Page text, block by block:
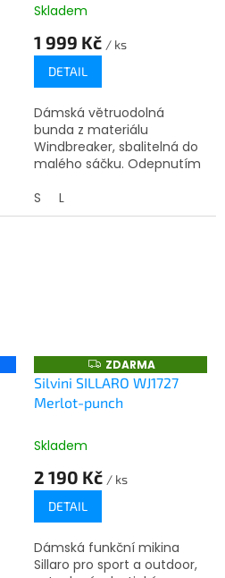
Skladem
1 999 Kč / ks
DETAIL
Dámská větruodolná
bunda z materiálu
Windbreaker, sbalitelná do
malého sáčku. Odepnutím
kapuci lze složit do límce.
Má tři zipové kapsy,
S L
Z
D
A
R
ZDARMA
Silvini SILLARO WJ1727
Merlot-punch
Skladem
2 190 Kč / ks
DETAIL
Dámská funkční mikina
Sillaro pro sport a outdoor,